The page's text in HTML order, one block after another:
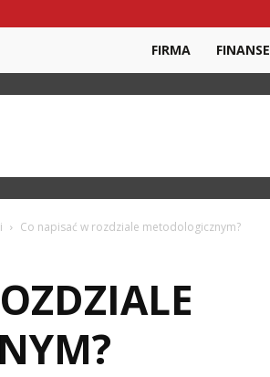
FIRMA FINANSE
Co napisać w rozdziale metodologicznym?